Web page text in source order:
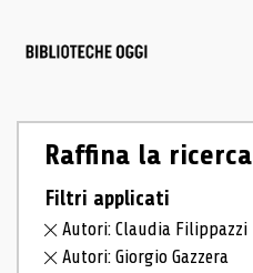
Raffina la ricerca
Filtri applicati
Autori: Claudia Filippazzi
Autori: Giorgio Gazzera